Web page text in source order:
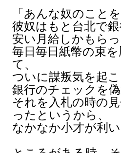
「あんな奴のこと
彼奴はもと台北で
安い月給しかもら
毎日毎日紙幣の束
て、
ついに謀叛気を起
銀行のチェックを
それを入札の時の
ったというから、
なかなか小才が利